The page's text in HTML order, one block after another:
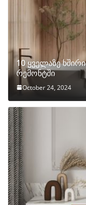
10 ყველაზე
რემონტში
October 24, 2024